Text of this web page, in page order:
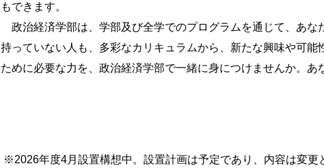
もできます。
政治経済学部は、学部及び全学でのプログラムを通じて、あな
持っていない人も、多彩なカリキュラムから、新たな興味や可能
ために必要な力を、政治経済学部で一緒に身につけませんか。あ
※2026年度4月設置構想中。設置計画は予定であり、内容は変更